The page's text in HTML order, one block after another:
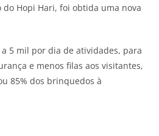
Hopi Hari, foi obtida uma nova
5 mil por dia de atividades, para
e menos filas aos visitantes,
85% dos brinquedos à